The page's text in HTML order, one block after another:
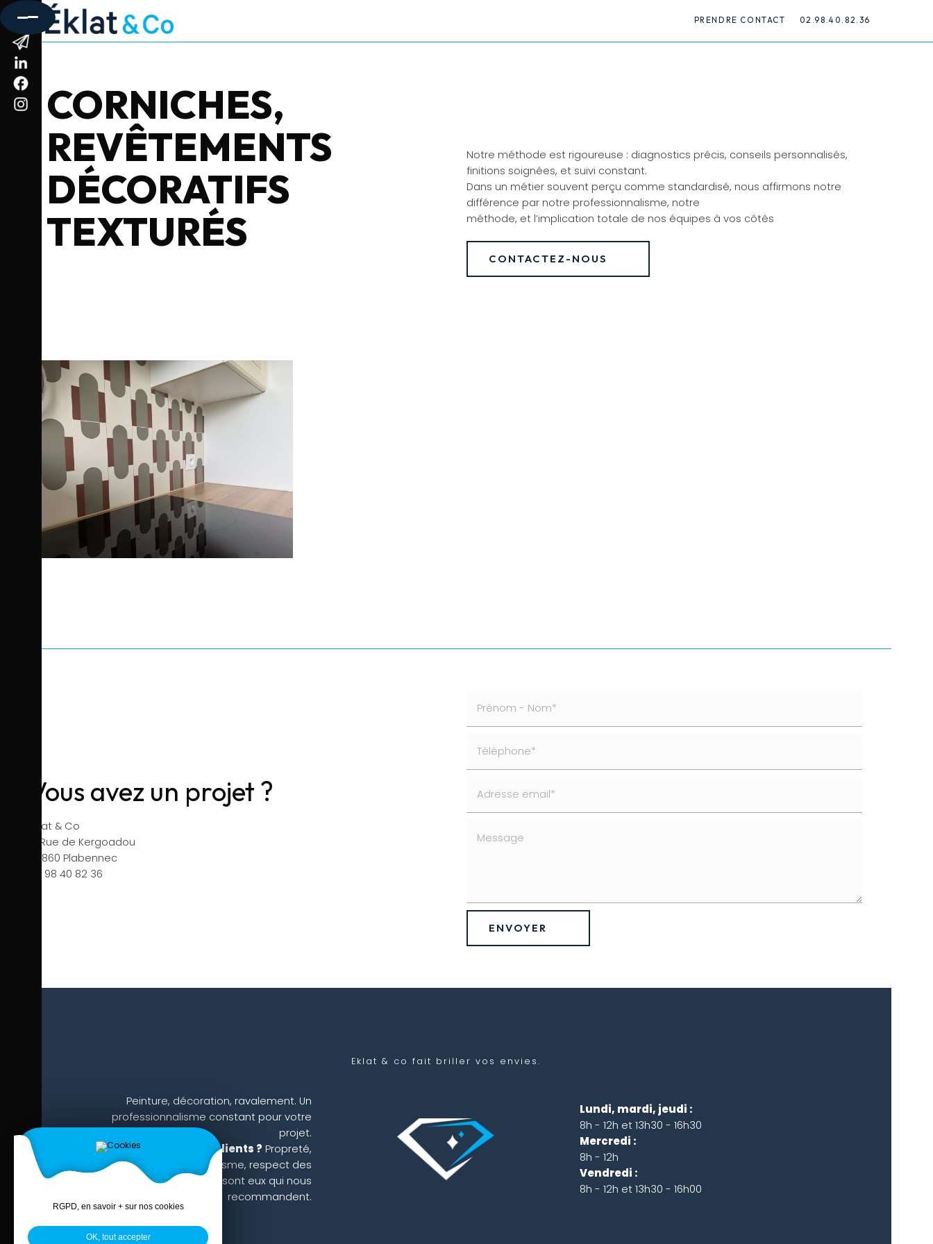
PRENDRE CONTACT 02.98.40.82.36
CORNICHES,
REVÊTEMENTS
DÉCORATIFS
TEXTURÉS
Notre méthode est rigoureuse : diagnostics précis, conseils personnalisés,
finitions soignées, et suivi constant.
Dans un métier souvent perçu comme standardisé, nous affirmons notre
différence par notre professionnalisme, notre
méthode, et l’implication totale de nos équipes à vos côtés
CONTACTEZ-NOUS
Vous avez un projet ?
Eklat & Co
7, Rue de Kergoadou
29860 Plabennec
02 98 40 82 36
ENVOYER
Eklat & co fait briller vos envies.
Peinture, décoration, ravalement. Un
professionnalisme constant pour votre
projet.
Ce que disent nos clients ? Propreté,
sérieux, professionnalisme, respect des
devis et des délais. Ce sont eux qui nous
recommandent.
Lundi, mardi, jeudi :
8h - 12h et 13h30 - 16h30
Mercredi :
8h - 12h
Vendredi :
8h - 12h et 13h30 - 16h00
RGPD, en savoir + sur nos cookies
OK, tout accepter